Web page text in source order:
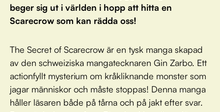
beger sig ut i världen i hopp att hitta en
Scarecrow som kan rädda oss!
The Secret of Scarecrow är en tysk manga skapad
av den schweiziska mangatecknaren Gin Zarbo. Ett
actionfyllt mysterium om kråkliknande monster som
jagar människor och måste stoppas! Denna manga
håller läsaren både på tårna och på jakt efter svar.